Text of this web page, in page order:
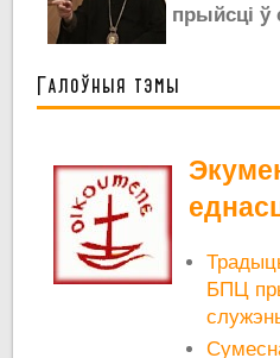
прыйсці ў
Галоўныя тэмы
БПЦ